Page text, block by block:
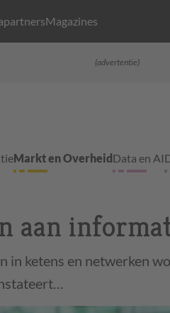
Magazines
(advertentie)
Markt en Overheid Data en AI
aan
in ketens en netwerken